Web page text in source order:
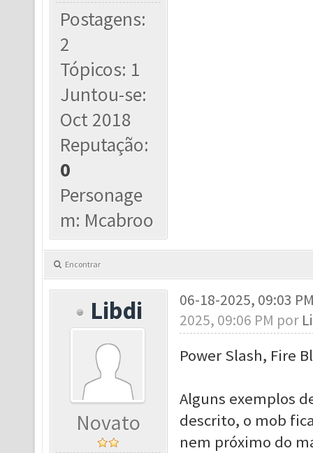
Postagens:
2
Tópicos: 1
Juntou-se:
Oct 2018
Reputação:
0
Personage
m: Mcabroo
Encontrar
Libdi
Novato
06-18-2025, 09:03
2025, 09:06 PM por
Power Slash, Fire
Alguns exemplos
descrito, o mob
nem próximo do